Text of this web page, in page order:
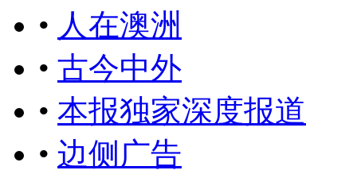
• 人在澳洲
• 古今中外
• 本报独家深度报道
• 边侧广告